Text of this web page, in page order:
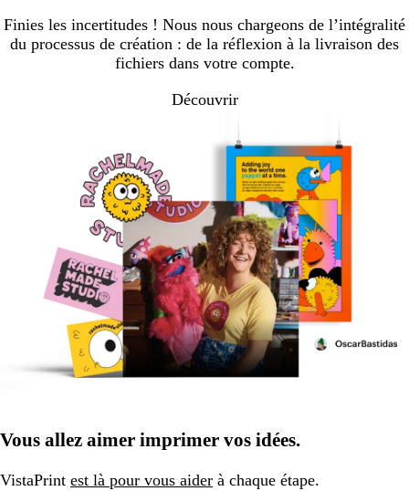
Finies les incertitudes ! Nous nous chargeons de l’intégralité
du processus de création : de la réflexion à la livraison des
fichiers dans votre compte.
Découvrir
Vous allez aimer imprimer vos idées.
VistaPrint est là pour vous aider à chaque étape.